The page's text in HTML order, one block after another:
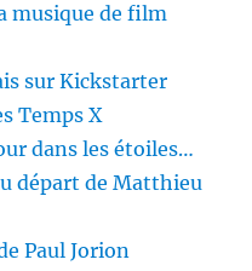
musique de film
sur Kickstarter
Temps X
dans les étoiles…
départ de Matthieu
Paul Jorion